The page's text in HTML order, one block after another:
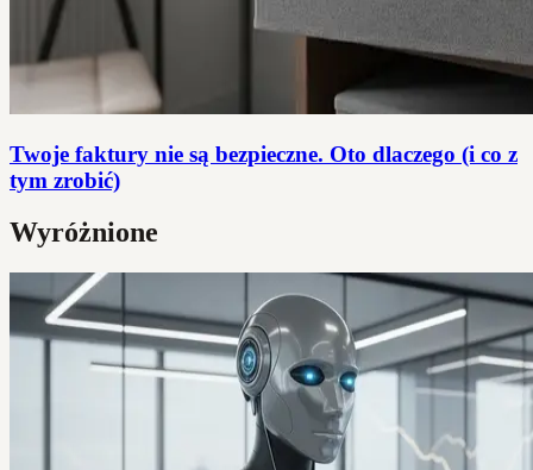
Twoje faktury nie są bezpieczne. Oto dlaczego (i co z
tym zrobić)
Wyróżnione